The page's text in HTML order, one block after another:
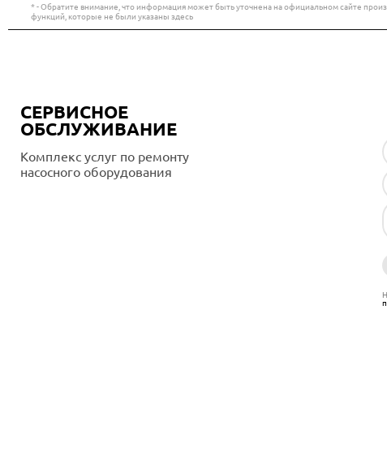
* - Обратите внимание, что информация может быть уточнена на официальном сайте
функций, которые не были указаны здесь
СЕРВИСНОЕ
ОБСЛУЖИВАНИЕ
Комплекс услуг по ремонту
насосного оборудования